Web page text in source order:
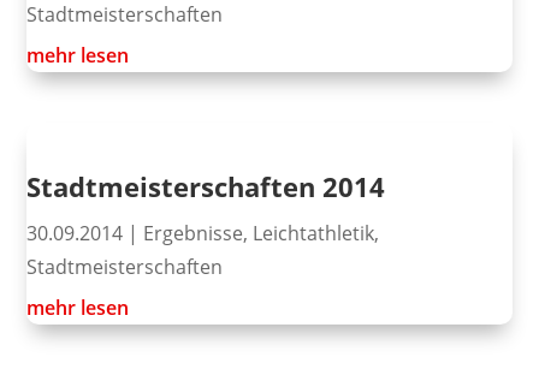
Stadtmeisterschaften
mehr lesen
Stadtmeisterschaften 2014
30.09.2014 | Ergebnisse, Leichtathletik,
Stadtmeisterschaften
mehr lesen